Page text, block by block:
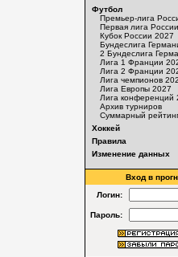
Футбол
Премьер-лига
Первая лига
Кубок России 2027
Бундеслига
2 Бундеслига
Лига 1 Франции
Лига 2 Франции
Лига чемпионов
Лига Европы 2027
Лига конференций
Архив турниров
Суммарный
Хоккей
Правила
Изменение данных
Вход в
Логин:
Пароль: